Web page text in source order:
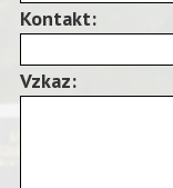
Kontakt:
Vzkaz: